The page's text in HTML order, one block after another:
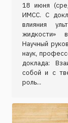
18 июня
ИМСС. С
влияния
жидкости»
Научный
наук,
доклада:
собой и с
роль...